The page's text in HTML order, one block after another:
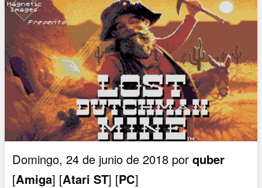
Domingo, 24 de junio de 2018 porquber
[Amiga] [Atari ST] [PC]